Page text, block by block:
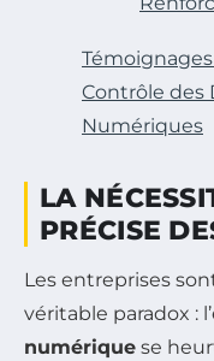
Contrôle des
Numériques
LA
PRÉCISE
Les entreprises
véritable paradox :
numérique se